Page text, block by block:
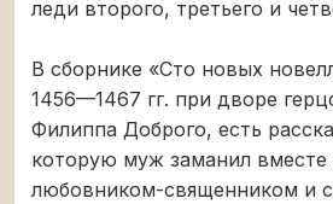
леди второго, третьего и
В сборнике «Сто новых
1456—1467 гг. при дворе
Филиппа Доброго, есть
которую муж заманил вместе
любовником-священником и